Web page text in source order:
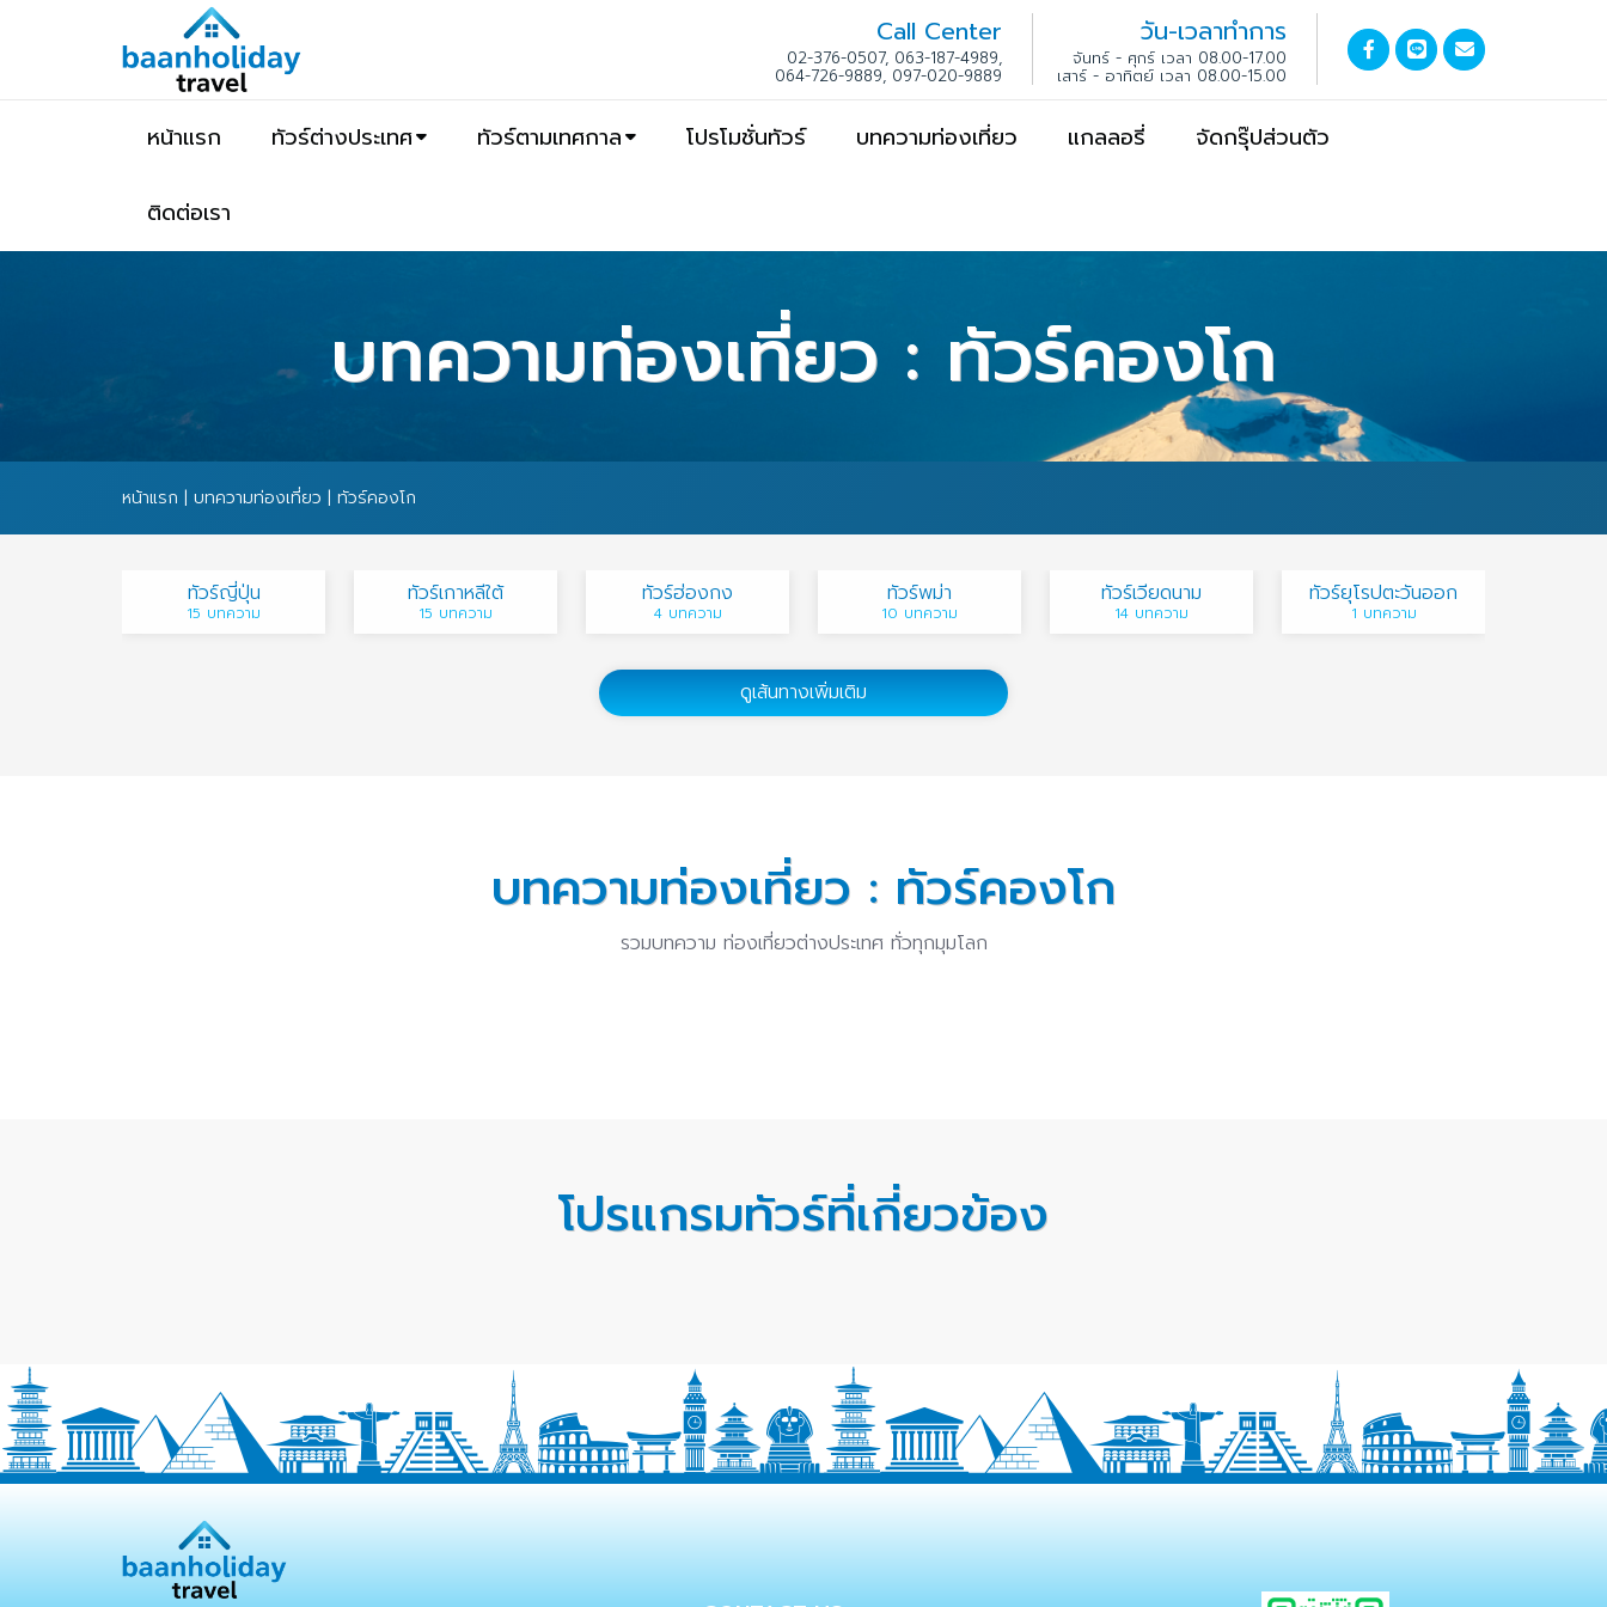
Call Center
02-376-0507, 063-187-4989,
064-726-9889, 097-020-9889
วัน-เวลาทำการ
จันทร์ - ศุกร์ เวลา 08.00-17.00
เสาร์ - อาทิตย์ เวลา 08.00-15.00
หน้าแรก ทัวร์ต่างประเทศ ทัวร์ตามเทศกาล โปรโมชั่นทัวร์ บทความท่องเที่ยว แกลลอรี่ จัดกรุ๊ปส่วนตัว
ติดต่อเรา
บทความท่องเที่ยว : ทัวร์คองโก
หน้าแรก | บทความท่องเที่ยว | ทัวร์คองโก
ทัวร์ญี่ปุ่น
15 บทความ
ทัวร์เกาหลีใต้
15 บทความ
ทัวร์ฮ่องกง
4 บทความ
ทัวร์พม่า
10 บทความ
ทัวร์เวียดนาม
14 บทความ
ทัวร์ยุโรปตะวันออก
1 บทความ
ดูเส้นทางเพิ่มเติม
บทความท่องเที่ยว : ทัวร์คองโก
รวมบทความ ท่องเที่ยวต่างประเทศ ทั่วทุกมุมโลก
โปรแกรมทัวร์ที่เกี่ยวข้อง